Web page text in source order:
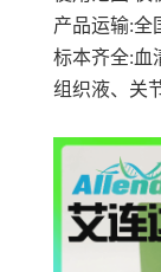
产品运输:全
标本齐全:血
组织液、关